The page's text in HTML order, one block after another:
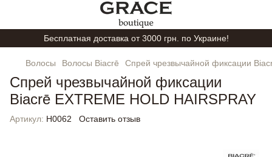
Бесплатная доставка от 3000 грн. по Украине!
Волосы Волосы Biacrē Спрей чрезвычайной фиксации
Спрей чрезвычайной фиксации
Biacrē EXTREME HOLD HAIRSPRAY
Артикул: H0062 Оставить отзыв